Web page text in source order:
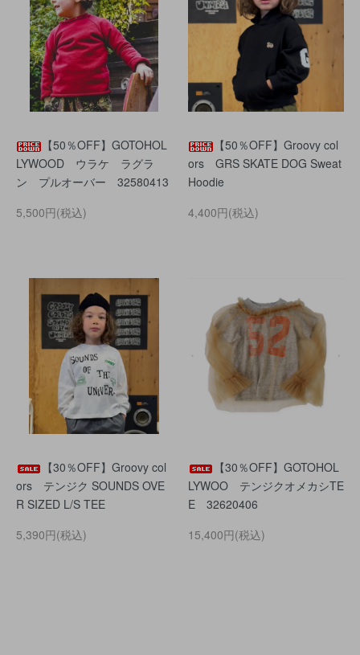
【50％OFF】GOTOHOL
LYWOOD ウラケ ラグラ
ン プルオーバー 32580413
5,500円(税込)
【50％OFF】Groovy col
ors GRS SKATE DOG Sweat
Hoodie
4,400円(税込)
【30％OFF】Groovy col
ors テンジク SOUNDS OVE
R SIZED L/S TEE
5,390円(税込)
【30％OFF】GOTOHOL
LYWOO テンジクオメカシTE
E 32620406
15,400円(税込)